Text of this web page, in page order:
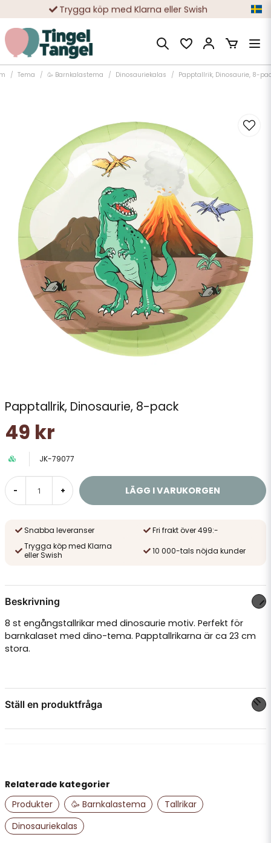
Trygga köp med Klarna eller Swish
10 000-tals nöjda kunder
Tema 🥳 Barnkalastema Dinosauriekalas Papptallrik, Dinosaurie, 8-
Papptallrik, Dinosaurie, 8-pack
49 kr
JK-79077
- + LÄGG I VARUKORGEN
Snabba leveranser
Fri frakt över 499:-
Trygga köp med Klarna
eller Swish
10 000-tals nöjda kunder
Beskrivning
8 st engångstallrikar med dinosaurie motiv. Perfekt för
barnkalaset med dino-tema. Papptallrikarna är ca 23 cm
stora.
Ställ en produktfråga
name
Namn
Relaterade kategorier
Produkter
🥳 Barnkalastema
Tallrikar
Dinosauriekalas